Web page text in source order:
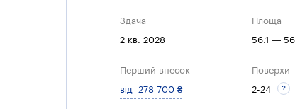
Здача
2 кв. 2028
Площа
56.1 —
Перший внесок
від 278 700 ₴
Поверхи
2-24